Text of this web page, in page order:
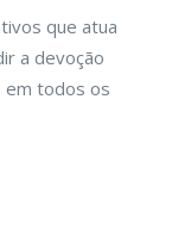
que atua
a devoção
em todos os